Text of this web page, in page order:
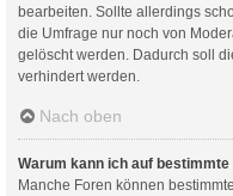
bearbeiten. Sollte allerdings
die Umfrage nur noch von
gelöscht werden. Dadurch soll
verhindert werden.
Nach oben
Warum kann ich auf
Manche Foren können